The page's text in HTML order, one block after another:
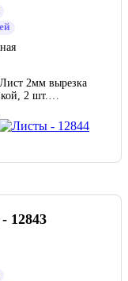
2 шт.
вырезка по
12843